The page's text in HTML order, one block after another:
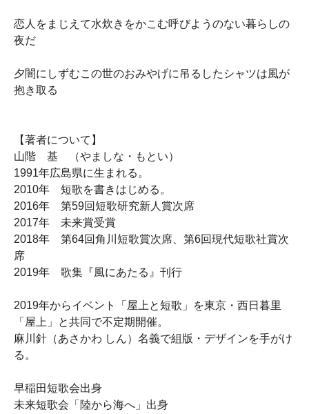
恋人をまじえて水炊きをかこむ呼びようのない暮らしの
夜だ
夕闇にしずむこの世のおみやげに吊るしたシャツは風が
抱き取る
【著者について】
山階 基 （やましな・もとい）
1991年広島県に生まれる。
2010年 短歌を書きはじめる。
2016年 第59回短歌研究新人賞次席
2017年 未来賞受賞
2018年 第64回角川短歌賞次席、第6回現代短歌社賞次
席
2019年 歌集『風にあたる』刊行
2019年からイベント「屋上と短歌」を東京・西日暮里
「屋上」と共同で不定期開催。
麻川針（あさかわ しん）名義で組版・デザインを手がけ
る。
早稲田短歌会出身
未来短歌会「陸から海へ」出身